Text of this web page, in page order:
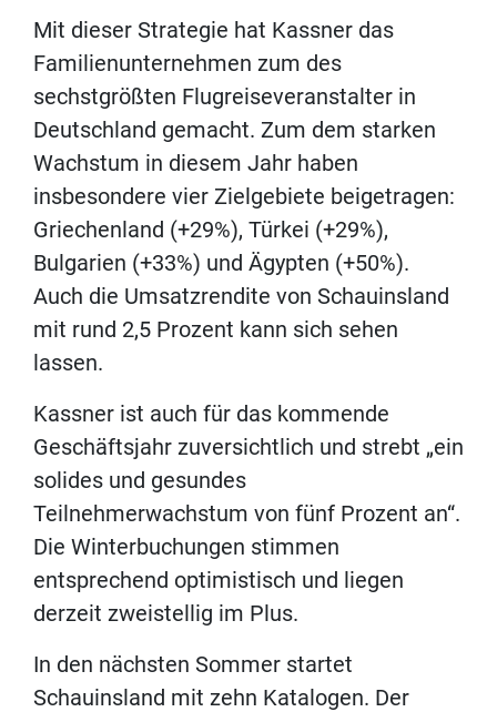
Mit dieser Strategie hat Kassner das
Familienunternehmen zum des
sechstgrößten Flugreiseveranstalter in
Deutschland gemacht. Zum dem starken
Wachstum in diesem Jahr haben
insbesondere vier Zielgebiete beigetragen:
Griechenland (+29%), Türkei (+29%),
Bulgarien (+33%) und Ägypten (+50%).
Auch die Umsatzrendite von Schauinsland
mit rund 2,5 Prozent kann sich sehen
lassen.
Kassner ist auch für das kommende
Geschäftsjahr zuversichtlich und strebt „ein
solides und gesundes
Teilnehmerwachstum von fünf Prozent an“.
Die Winterbuchungen stimmen
entsprechend optimistisch und liegen
derzeit zweistellig im Plus.
In den nächsten Sommer startet
Schauinsland mit zehn Katalogen. Der